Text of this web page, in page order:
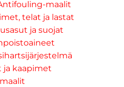
maalit
telat ja lastat
ja suojat
ja kaapimet